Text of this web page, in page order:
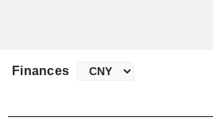
Finances